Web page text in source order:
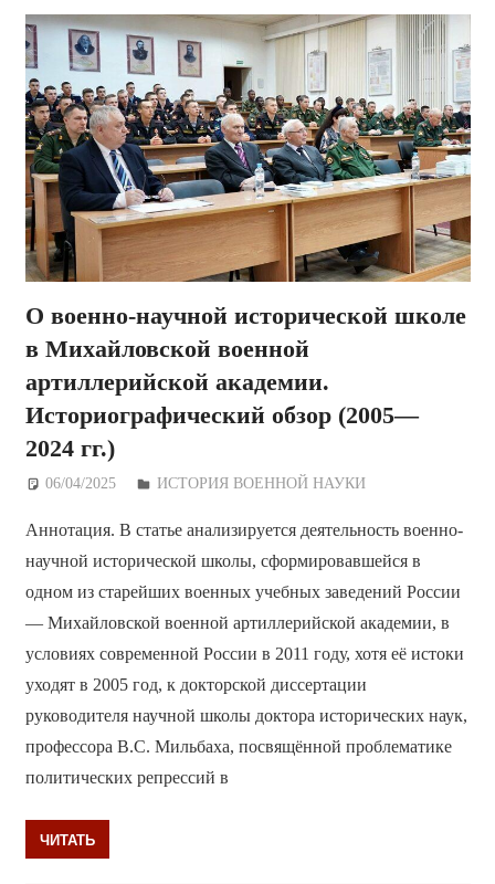
О военно-научной исторической школе
в Михайловской военной
артиллерийской академии.
Историографический обзор (2005—
2024 гг.)
06/04/2025 Дежурный по Редакции
ИСТОРИЯ ВОЕННОЙ НАУКИ
Аннотация. В статье анализируется деятельность военно-
научной исторической школы, сформировавшейся в
одном из старейших военных учебных заведений России
— Михайловской военной артиллерийской академии, в
условиях современной России в 2011 году, хотя её истоки
уходят в 2005 год, к докторской диссертации
руководителя научной школы доктора исторических наук,
профессора В.С. Мильбаха, посвящённой проблематике
политических репрессий в
ЧИТАТЬ